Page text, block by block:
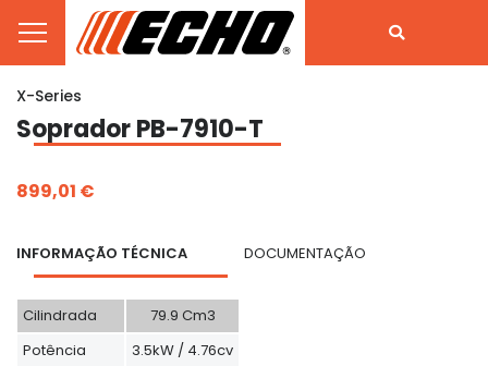
X-Series
Soprador PB-7910-T
899,01 €
INFORMAÇÃO TÉCNICA DOCUMENTAÇÃO
Cilindrada
79.9 Cm3
Potência
3.5kW / 4.76cv